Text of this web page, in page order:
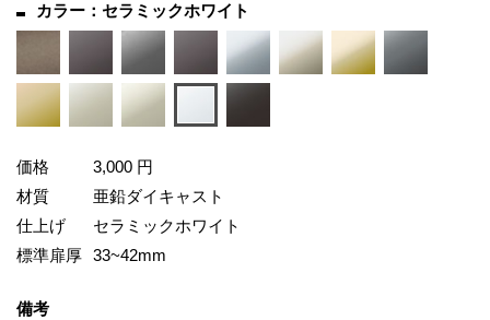
カラー：セラミックホワイト
価格
3,000 円
材質
亜鉛ダイキャスト
仕上げ
セラミックホワイト
標準扉厚 33~42mm
備考